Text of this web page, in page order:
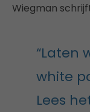
Wiegman
“Laten
white
Lees